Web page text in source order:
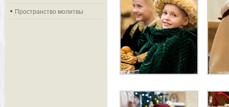
Пространство молитвы